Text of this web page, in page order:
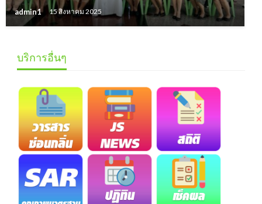
admin1 15 สิงหาคม 2025
บริการอื่นๆ